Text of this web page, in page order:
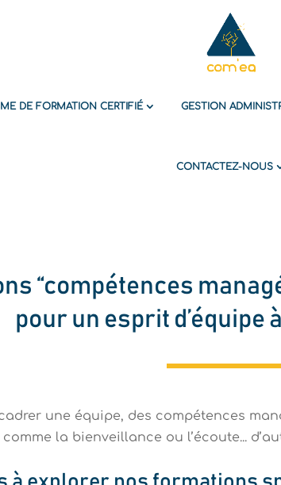
DE FORMATION CERTIFIÉ GESTION
CONTACTEZ-NOUS
“compétences
pourun esprit d’équipe
une équipe, des compétences
la bienveillance ou l’écoute...